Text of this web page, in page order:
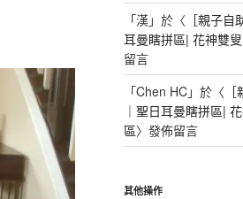
「漢」於〈 ［親子
耳曼瞎拼區| 花神雙
留言
「Chen HC」於〈
｜聖日耳曼瞎拼區|
區〉發佈留言
其他操作